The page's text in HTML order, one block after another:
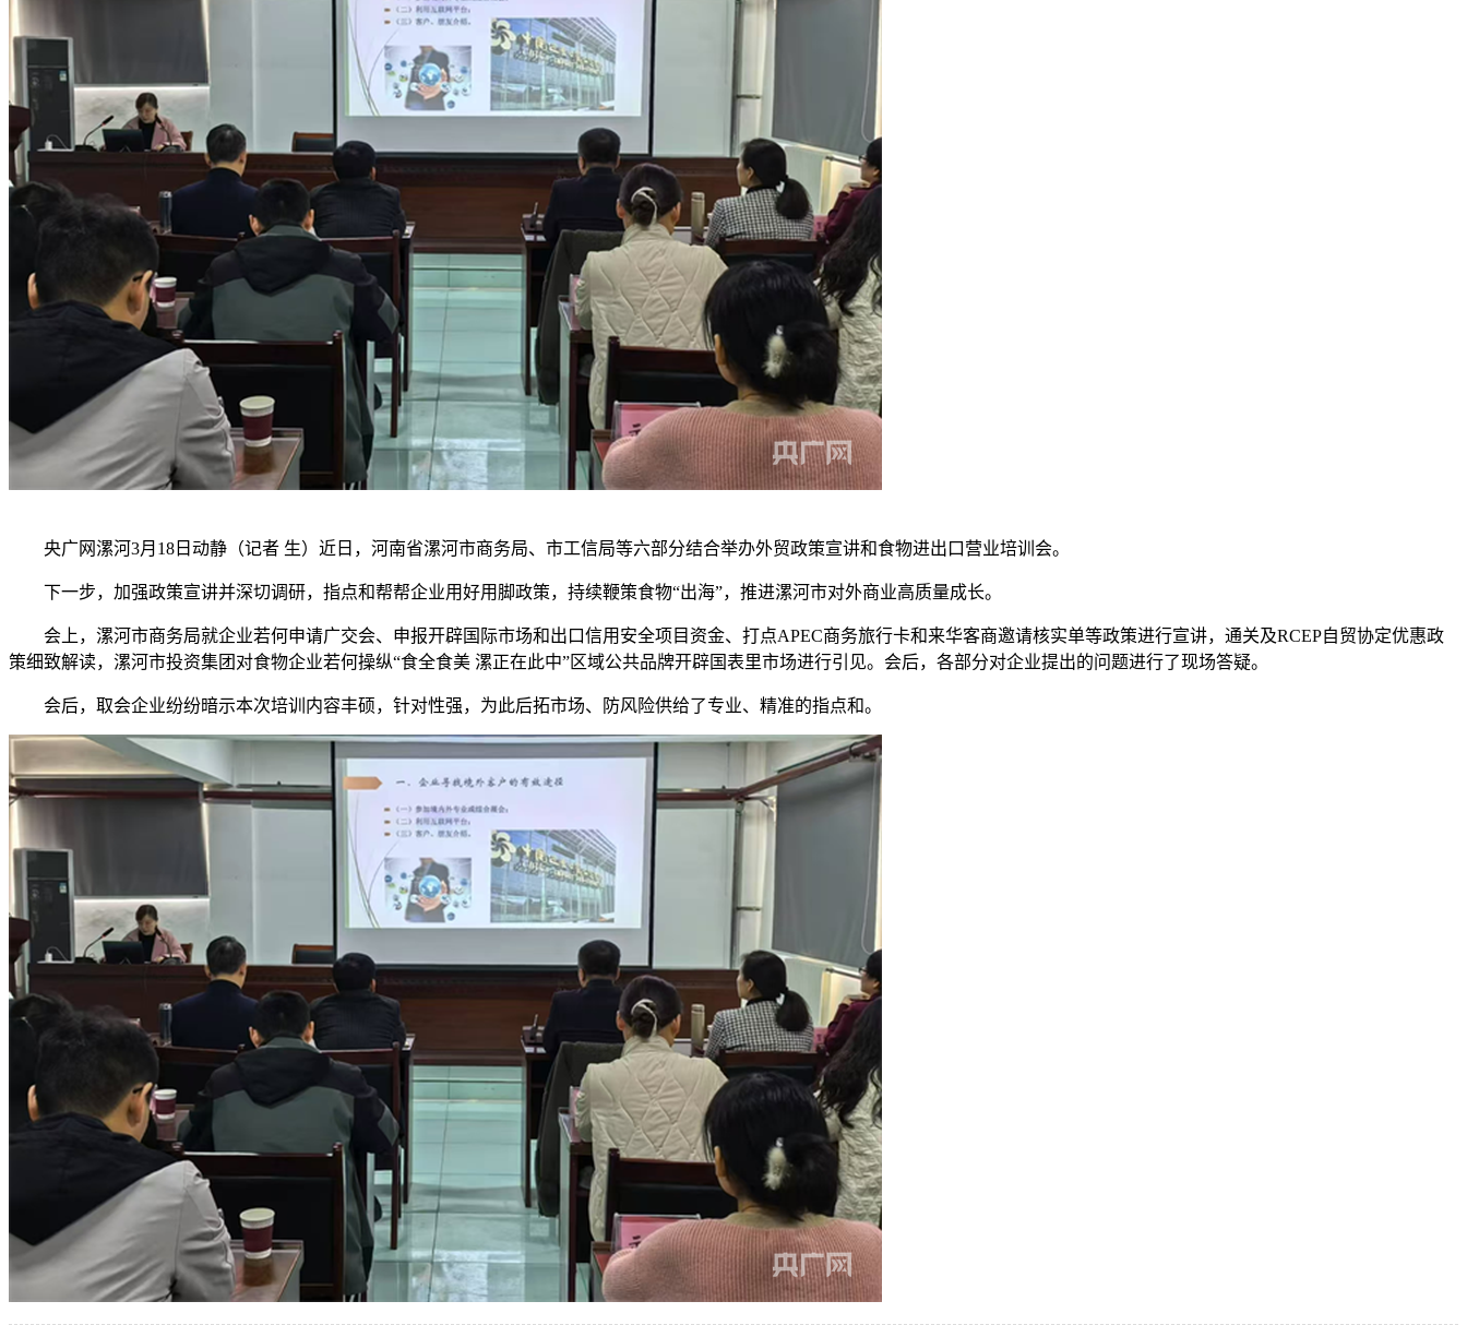
央广网漯河3月18日动静（记者 生）近日，河南省漯河市商务局、市工信局等六部分结合举办外贸政策宣讲和食物进出口营业培训会。
下一步，加强政策宣讲并深切调研，指点和帮帮企业用好用脚政策，持续鞭策食物“出海”，推进漯河市对外商业高质量成长。
会上，漯河市商务局就企业若何申请广交会、申报开辟国际市场和出口信用安全项目资金、打点APEC商务旅行卡和来华客商邀请核实单等政策进行宣讲，通关及RCEP自贸协定优惠政
策细致解读，漯河市投资集团对食物企业若何操纵“食全食美 漯正在此中”区域公共品牌开辟国表里市场进行引见。会后，各部分对企业提出的问题进行了现场答疑。
会后，取会企业纷纷暗示本次培训内容丰硕，针对性强，为此后拓市场、防风险供给了专业、精准的指点和。